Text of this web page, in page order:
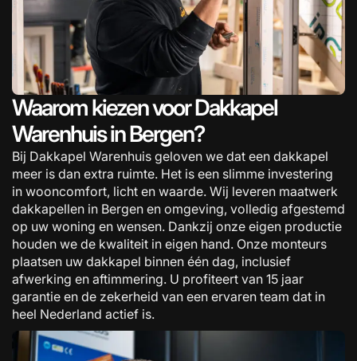
Waarom kiezen voor Dakkapel
Warenhuis in Bergen?
Bij Dakkapel Warenhuis geloven we dat een dakkapel
meer is dan extra ruimte. Het is een slimme investering
in wooncomfort, licht en waarde. Wij leveren maatwerk
dakkapellen in Bergen en omgeving, volledig afgestemd
op uw woning en wensen. Dankzij onze eigen productie
houden we de kwaliteit in eigen hand. Onze monteurs
plaatsen uw dakkapel binnen één dag, inclusief
afwerking en aftimmering. U profiteert van 15 jaar
garantie en de zekerheid van een ervaren team dat in
heel Nederland actief is.